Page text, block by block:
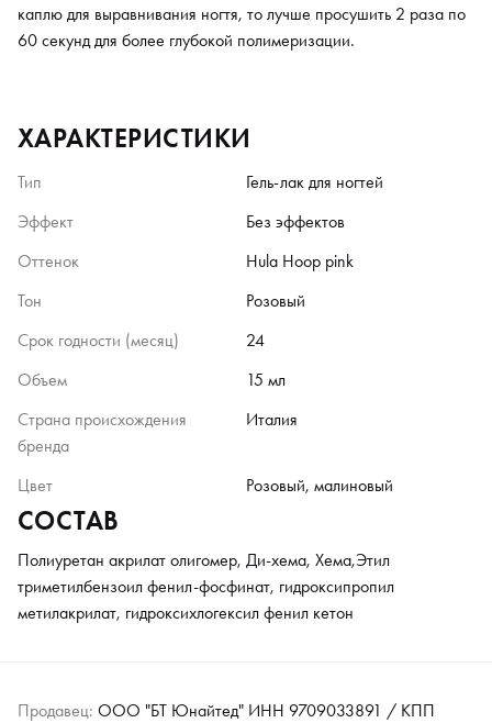
каплю для выравнивания ногтя, то лучше просушить 2 раза по
60 секунд для более глубокой полимеризации.
ХАРАКТЕРИСТИКИ
Тип
Гель-лак для ногтей
Эффект
Без эффектов
Оттенок
Hula Hoop pink
Тон
Розовый
Срок годности (месяц)
24
Объем
15 мл
Страна происхождения
бренда
Италия
Цвет Розовый, малиновый
СОСТАВ
Полиуретан акрилат олигомер, Ди-хема, Хема,Этил
триметилбензоил фенил-фосфинат, гидроксипропил
метилакрилат, гидроксихлогексил фенил кетон
Продавец: ООО "БТ Юнайтед" ИНН 9709033891 / КПП